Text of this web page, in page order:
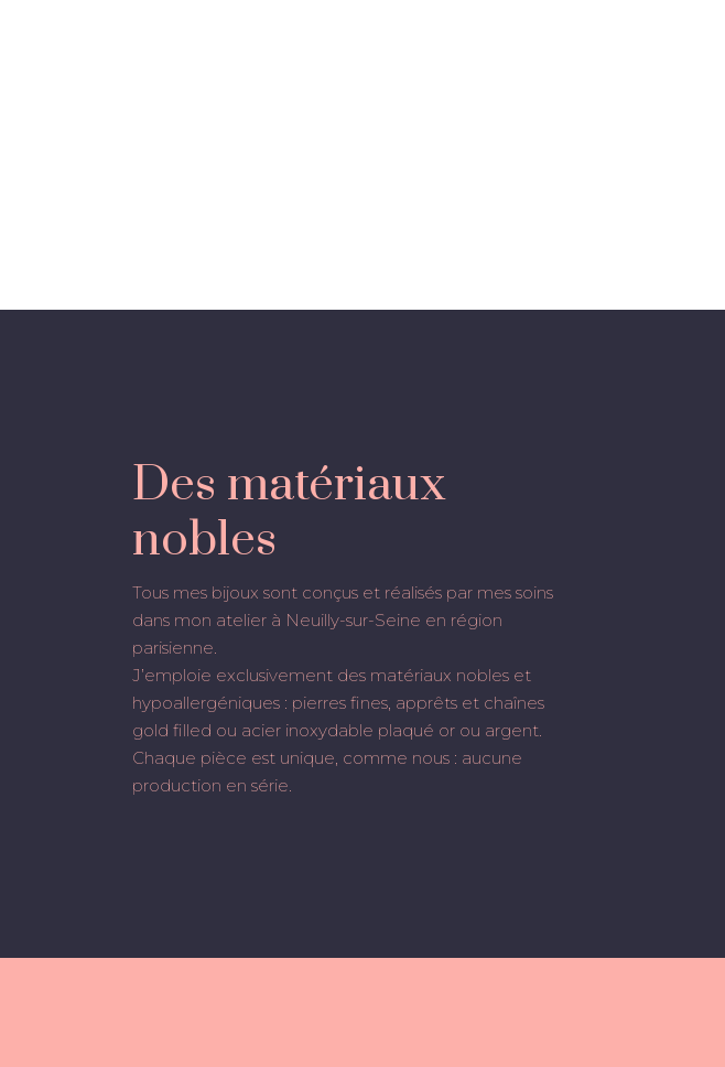
Des matériaux
nobles
Tous mes bijoux sont conçus et réalisés par mes soins
dans mon atelier à Neuilly-sur-Seine en région
parisienne.
J’emploie exclusivement des matériaux nobles et
hypoallergéniques : pierres fines, apprêts et chaînes
gold filled ou acier inoxydable plaqué or ou argent.
Chaque pièce est unique, comme nous : aucune
production en série.